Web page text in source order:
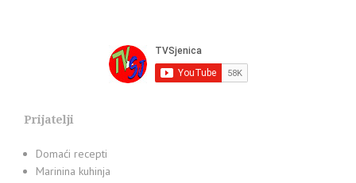
Prijatelji
Domaći recepti
Marinina kuhinja